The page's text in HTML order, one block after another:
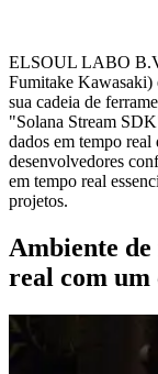
ELSOUL LABO
Fumitake Kawasaki)
sua cadeia de
"Solana Stream
dados em tempo real
desenvolvedores
em tempo real
projetos.
Ambiente de
real com um